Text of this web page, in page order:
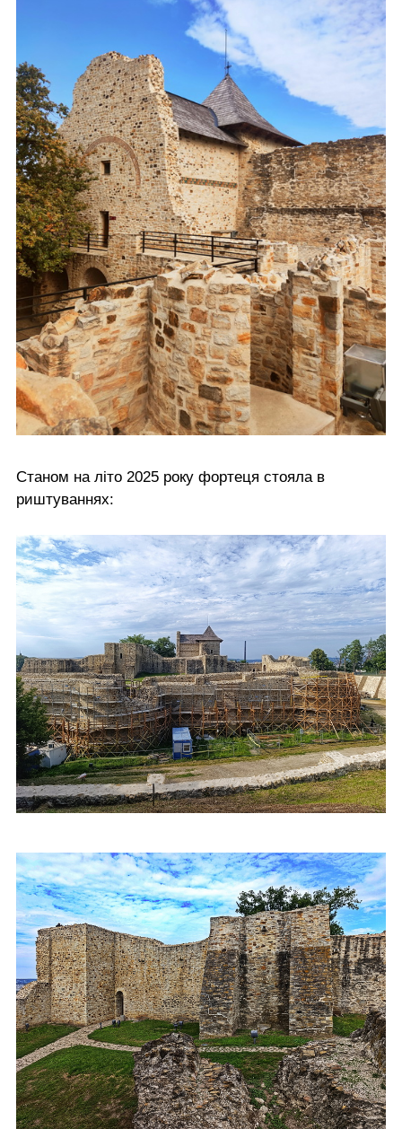
Станом на літо 2025 року фортеця стояла в
риштуваннях: